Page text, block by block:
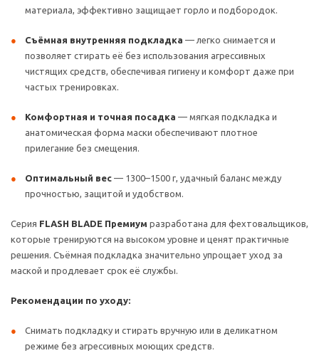
материала, эффективно защищает горло и подбородок.
Съёмная внутренняя подкладка — легко снимается и
позволяет стирать её без использования агрессивных
чистящих средств, обеспечивая гигиену и комфорт даже при
частых тренировках.
Комфортная и точная посадка — мягкая подкладка и
анатомическая форма маски обеспечивают плотное
прилегание без смещения.
Оптимальный вес — 1300–1500 г, удачный баланс между
прочностью, защитой и удобством.
Серия FLASH BLADE Премиум разработана для фехтовальщиков,
которые тренируются на высоком уровне и ценят практичные
решения. Съёмная подкладка значительно упрощает уход за
маской и продлевает срок её службы.
Рекомендации по уходу:
Снимать подкладку и стирать вручную или в деликатном
режиме без агрессивных моющих средств.